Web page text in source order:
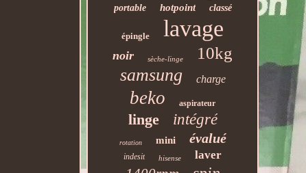
portable hotpoint classé
épingle lavage
noir sèche-linge 10kg
samsung charge
beko aspirateur
linge intégré
rotation mini évalué
indesit hisense laver